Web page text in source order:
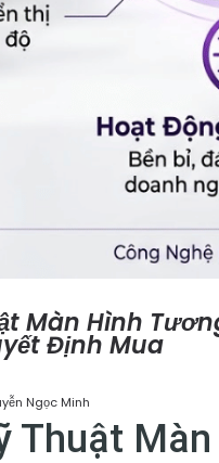
Màn Hình
Định Mua
Ngọc Minh
Thuật